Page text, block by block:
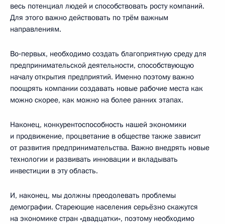
весь потенциал людей и способствовать росту компаний.
Для этого важно действовать по трём важным
направлениям.
Во‑первых, необходимо создать благоприятную среду для
предпринимательской деятельности, способствующую
началу открытия предприятий. Именно поэтому важно
поощрять компании создавать новые рабочие места как
можно скорее, как можно на более ранних этапах.
Наконец, конкурентоспособность нашей экономики
и продвижение, процветание в обществе также зависит
от развития предпринимательства. Важно внедрять новые
технологии и развивать инновации и вкладывать
инвестиции в эту область.
И, наконец, мы должны преодолевать проблемы
демографии. Стареющие населения серьёзно скажутся
на экономике стран «двадцатки», поэтому необходимо